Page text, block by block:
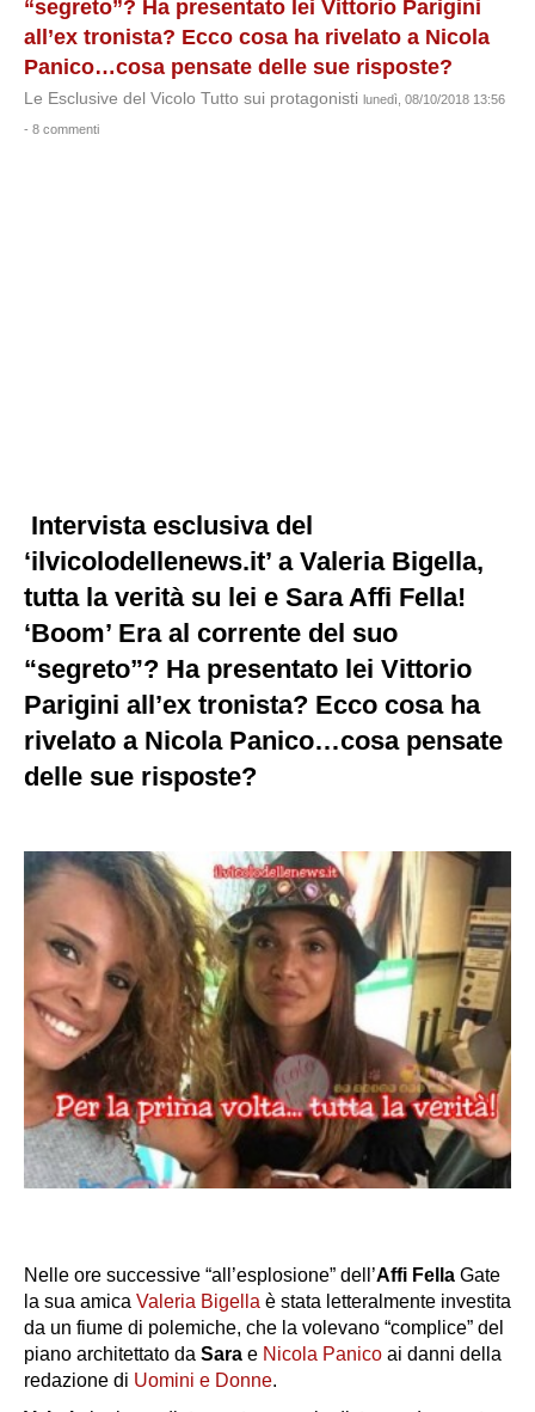
“segreto”? Ha presentato lei Vittorio Parigini
all’ex tronista? Ecco cosa ha rivelato a Nicola
Panico…cosa pensate delle sue risposte?
Le Esclusive del Vicolo Tutto sui protagonisti lunedì, 08/10/2018 13:56
- 8 commenti
Intervista esclusiva del
‘ilvicolodellenews.it’ a Valeria Bigella,
tutta la verità su lei e Sara Affi Fella!
‘Boom’ Era al corrente del suo
“segreto”? Ha presentato lei Vittorio
Parigini all’ex tronista? Ecco cosa ha
rivelato a Nicola Panico…cosa pensate
delle sue risposte?
Nelle ore successive “all’esplosione” dell’Affi Fella Gate
la sua amica Valeria Bigella è stata letteralmente investita
da un fiume di polemiche, che la volevano “complice” del
piano architettato da Sara e Nicola Panico ai danni della
redazione di Uomini e Donne.